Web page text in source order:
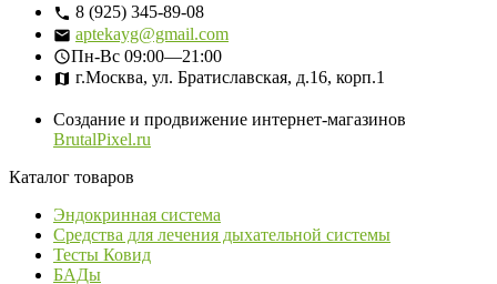
8 (925) 345-89-08
aptekayg@gmail.com
Пн-Вс 09:00—21:00
г.Москва, ул. Братиславская, д.16, корп.1
Создание и продвижение интернет-магазинов
BrutalPixel.ru
Каталог товаров
Эндокринная система
Средства для лечения дыхательной системы
Тесты Ковид
БАДы